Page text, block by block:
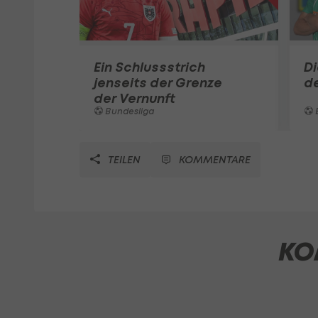
Ein Schlussstrich
jenseits der Grenze
der Vernunft
Bundesliga
TEILEN KOMMENTARE